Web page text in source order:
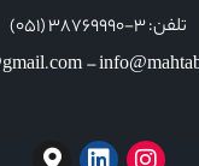
تلفن: 3-38769990 (051)